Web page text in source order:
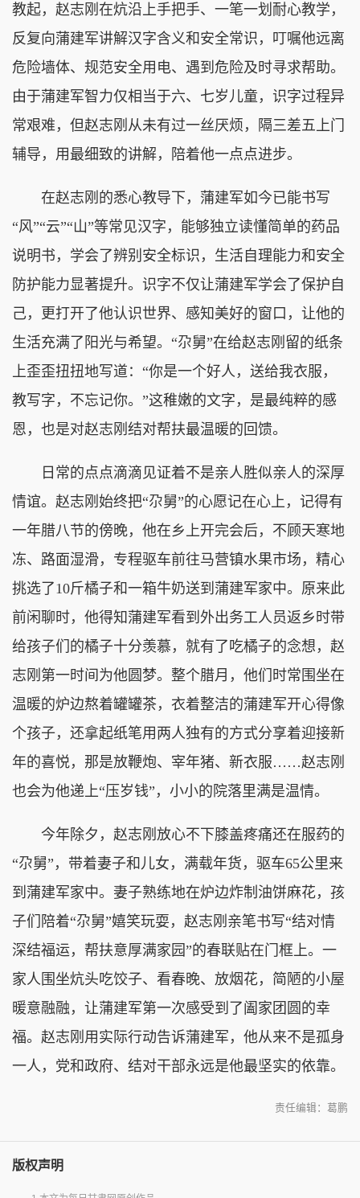
教起，赵志刚在炕沿上手把手、一笔一划耐心教学，
反复向蒲建军讲解汉字含义和安全常识，叮嘱他远离
危险墙体、规范安全用电、遇到危险及时寻求帮助。
由于蒲建军智力仅相当于六、七岁儿童，识字过程异
常艰难，但赵志刚从未有过一丝厌烦，隔三差五上门
辅导，用最细致的讲解，陪着他一点点进步。
在赵志刚的悉心教导下，蒲建军如今已能书写
“风”“云”“山”等常见汉字，能够独立读懂简单的药品
说明书，学会了辨别安全标识，生活自理能力和安全
防护能力显著提升。识字不仅让蒲建军学会了保护自
己，更打开了他认识世界、感知美好的窗口，让他的
生活充满了阳光与希望。“尕舅”在给赵志刚留的纸条
上歪歪扭扭地写道：“你是一个好人，送给我衣服，
教写字，不忘记你。”这稚嫩的文字，是最纯粹的感
恩，也是对赵志刚结对帮扶最温暖的回馈。
日常的点点滴滴见证着不是亲人胜似亲人的深厚
情谊。赵志刚始终把“尕舅”的心愿记在心上，记得有
一年腊八节的傍晚，他在乡上开完会后，不顾天寒地
冻、路面湿滑，专程驱车前往马营镇水果市场，精心
挑选了10斤橘子和一箱牛奶送到蒲建军家中。原来此
前闲聊时，他得知蒲建军看到外出务工人员返乡时带
给孩子们的橘子十分羡慕，就有了吃橘子的念想，赵
志刚第一时间为他圆梦。整个腊月，他们时常围坐在
温暖的炉边熬着罐罐茶，衣着整洁的蒲建军开心得像
个孩子，还拿起纸笔用两人独有的方式分享着迎接新
年的喜悦，那是放鞭炮、宰年猪、新衣服……赵志刚
也会为他递上“压岁钱”，小小的院落里满是温情。
今年除夕，赵志刚放心不下膝盖疼痛还在服药的
“尕舅”，带着妻子和儿女，满载年货，驱车65公里来
到蒲建军家中。妻子熟练地在炉边炸制油饼麻花，孩
子们陪着“尕舅”嬉笑玩耍，赵志刚亲笔书写“结对情
深结福运，帮扶意厚满家园”的春联贴在门框上。一
家人围坐炕头吃饺子、看春晚、放烟花，简陋的小屋
暖意融融，让蒲建军第一次感受到了阖家团圆的幸
福。赵志刚用实际行动告诉蒲建军，他从来不是孤身
一人，党和政府、结对干部永远是他最坚实的依靠。
责任编辑：葛鹏
版权声明